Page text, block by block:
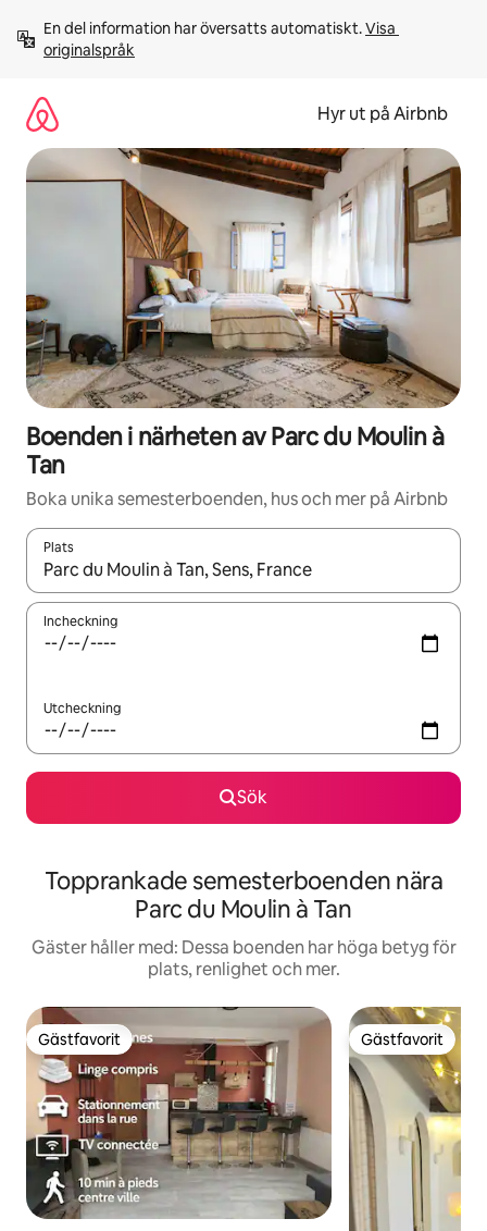
innehåll
En del information har översatts automatiskt. Visa
originalspråk
Hyr ut på Airbnb
Boenden i närheten av Parc du Moulin à
Tan
Boka unika semesterboenden, hus och mer på Airbnb
Plats
När resultaten är tillgängliga kan du navigera med upp- och
Incheckning
Utcheckning
Sök
Topprankade semesterboenden nära
Parc du Moulin à Tan
Gäster håller med: Dessa boenden har höga betyg för
plats, renlighet och mer.
Gästfavorit
Gästfavorit Gästfavorit
Gästfavorit